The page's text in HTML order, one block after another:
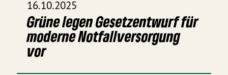
16.10.2025
Grüne legen Gesetzentwurf für
moderne Notfallversorgung
vor